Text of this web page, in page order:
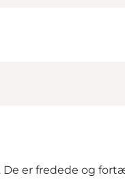
er fredede og